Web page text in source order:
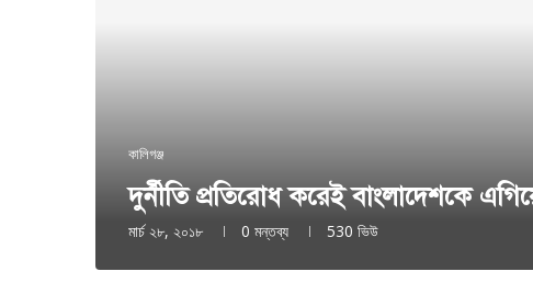
কালিগঞ্জ
দুর্নীতি প্রতিরোধ করেই বাংলাদেশকে
মার্চ ২৮, ২০১৮ 0 মন্তব্য 530 ভিউ